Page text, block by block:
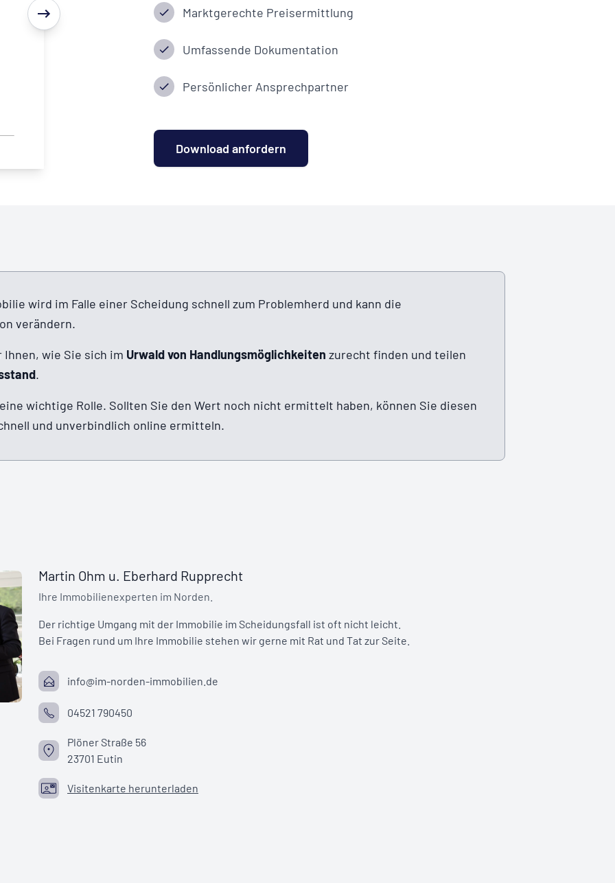
Marktgerechte Preisermittlung
Umfassende Dokumentation
Persönlicher Ansprechpartner
Download anfordern
wird im Falle einer Scheidung schnell zum Problemherd und kann die
verändern.
wie Sie sich im Urwald von Handlungsmöglichkeiten zurecht finden und teilen
.
wichtige Rolle. Sollten Sie den Wert noch nicht ermittelt haben, können Sie diesen
und unverbindlich online ermitteln.
Martin Ohm u. Eberhard Rupprecht
Der richtige Umgang mit der Immobilie im Scheidungsfall ist oft nicht leicht.
Bei Fragen rund um Ihre Immobilie stehen wir gerne mit Rat und Tat zur Seite.
info@im-norden-immobilien.de
04521 790450
Plöner Straße 56
23701 Eutin
Visitenkarte herunterladen